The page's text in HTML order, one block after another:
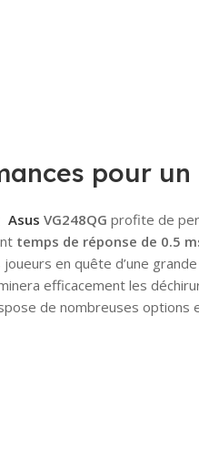
pour
Asus VG248QG profite de
temps de réponse de 0.5
en quête d’une
efficacement les
de nombreuses